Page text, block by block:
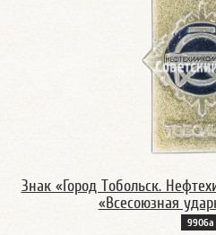
Знак «Город Тобольск.
«Всесоюзная
9906а